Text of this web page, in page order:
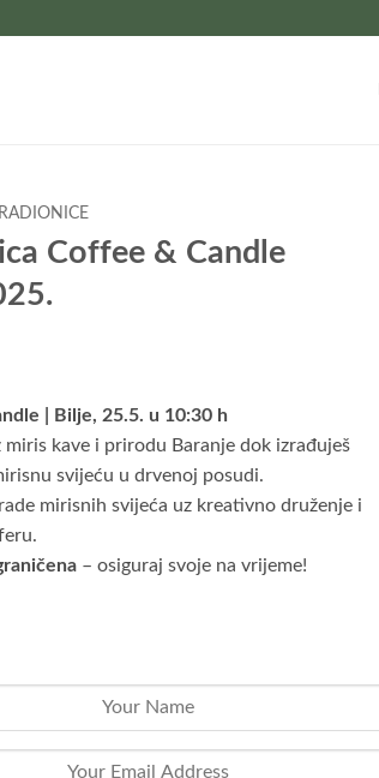
RADIONICE
Coffee & Candle
| Bilje, 25.5. u 10:30 h
miris kave i prirodu Baranje dok izrađuješ
svijeću u drvenoj posudi.
mirisnih svijeća uz kreativno druženje i
– osiguraj svoje na vrijeme!